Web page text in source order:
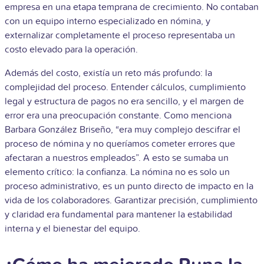
empresa en una etapa temprana de crecimiento. No contaban
con un equipo interno especializado en nómina, y
externalizar completamente el proceso representaba un
costo elevado para la operación.
Además del costo, existía un reto más profundo: la
complejidad del proceso. Entender cálculos, cumplimiento
legal y estructura de pagos no era sencillo, y el margen de
error era una preocupación constante. Como menciona
Barbara González Briseño, “era muy complejo descifrar el
proceso de nómina y no queríamos cometer errores que
afectaran a nuestros empleados”. A esto se sumaba un
elemento crítico: la confianza. La nómina no es solo un
proceso administrativo, es un punto directo de impacto en la
vida de los colaboradores. Garantizar precisión, cumplimiento
y claridad era fundamental para mantener la estabilidad
interna y el bienestar del equipo.